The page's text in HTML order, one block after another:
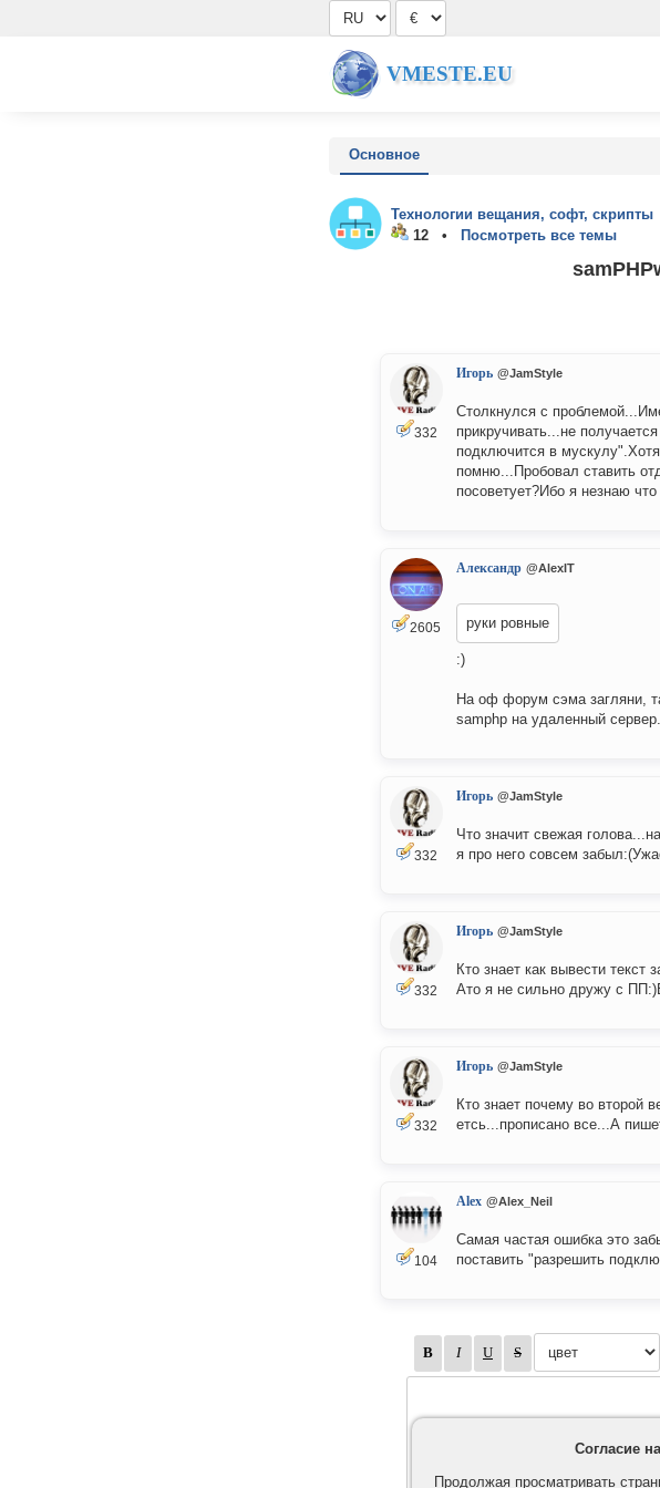
VMESTE.EU
Основное
Технологии вещания, софт, скрипты
12 •
Посмотреть все темы
332
Игорь @JamStyle
Столкнулся с
прикручивать...не
подключится в
помню...Пробовал ставить
посоветует?Ибо я незнаю
2605
Александр @AlexIT
руки ровные
:)
На оф форум сэма загляни,
samphp на удаленный сервер.
332
Игорь @JamStyle
Что значит свежая
я про него совсем
332
Игорь @JamStyle
Кто знает как вывести текст
Ато я не сильно дружу с
332
Игорь @JamStyle
Кто знает почему во второй
етсь...прописано все...А
104
Alex @Alex_Neil
Самая частая ошибка это
поставить "разрешить
Согласие
Продолжая просматривать